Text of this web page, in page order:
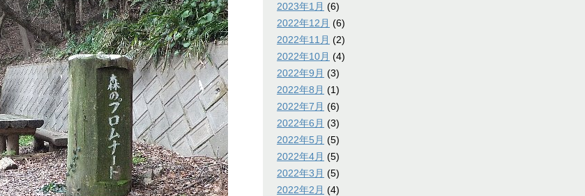
2023年1月 (6)
2022年12月 (6)
2022年11月 (2)
2022年10月 (4)
2022年9月 (3)
2022年8月 (1)
2022年7月 (6)
2022年6月 (3)
2022年5月 (5)
2022年4月 (5)
2022年3月 (5)
2022年2月 (4)